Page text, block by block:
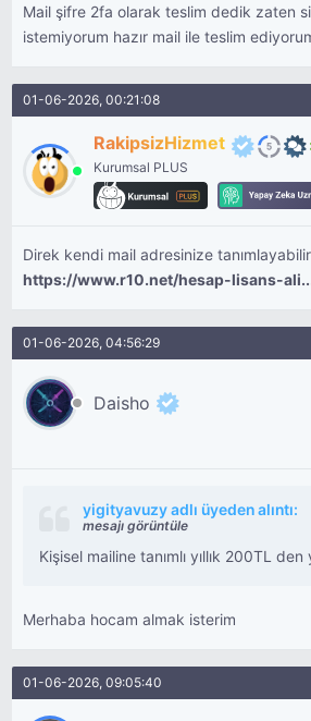
Mail şifre 2fa olarak teslim dedik zaten
istemiyorum hazır mail ile teslim
01-06-2026, 00:21:08
RakipsizHizmet
Kurumsal PLUS
Direk kendi mail adresinize
https://www.r10.net/hesap-lisans-
01-06-2026, 04:56:29
Daisho
yigityavuzy adlı üyeden alıntı:
mesajı görüntüle
Kişisel mailine tanımlı yıllık 200TL den
Merhaba hocam almak isterim
01-06-2026, 09:05:40